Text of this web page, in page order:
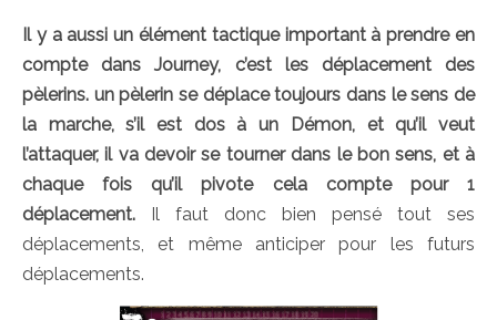
Il y a aussi un élément tactique important à prendre en
compte dans Journey, c’est les déplacement des
pèlerins. un pèlerin se déplace toujours dans le sens de
la marche, s’il est dos à un Démon, et qu’il veut
l’attaquer, il va devoir se tourner dans le bon sens, et à
chaque fois qu’il pivote cela compte pour 1
déplacement. Il faut donc bien pensé tout ses
déplacements, et même anticiper pour les futurs
déplacements.